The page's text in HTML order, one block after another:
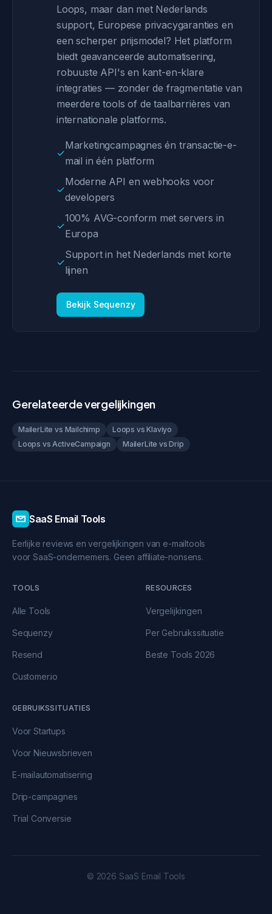
Loops, maar dan met Nederlands
support, Europese privacygaranties en
een scherper prijsmodel? Het platform
biedt geavanceerde automatisering,
robuuste API's en kant-en-klare
integraties — zonder de fragmentatie van
meerdere tools of de taalbarrières van
internationale platforms.
✓
Marketingcampagnes én transactie-e-
mail in één platform
✓
Moderne API en webhooks voor
developers
✓
100% AVG-conform met servers in
Europa
✓
Support in het Nederlands met korte
lijnen
Bekijk Sequenzy
Gerelateerde vergelijkingen
MailerLite vs Mailchimp
Loops vs Klaviyo
Loops vs ActiveCampaign
MailerLite vs Drip
SaaS Email Tools
Eerlijke reviews en vergelijkingen van e-mailtools
voor SaaS-ondernemers. Geen affiliate-nonsens.
TOOLS
Alle Tools
Sequenzy
Resend
Customer.io
RESOURCES
Vergelijkingen
Per Gebruikssituatie
Beste Tools 2026
GEBRUIKSSITUATIES
Voor Startups
Voor Nieuwsbrieven
E-mailautomatisering
Drip-campagnes
Trial Conversie
© 2026 SaaS Email Tools